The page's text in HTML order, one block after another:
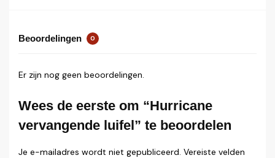
Beoordelingen 0
Er zijn nog geen beoordelingen.
Wees de eerste om “Hurricane
vervangende luifel” te beoordelen
Je e-mailadres wordt niet gepubliceerd. Vereiste velden